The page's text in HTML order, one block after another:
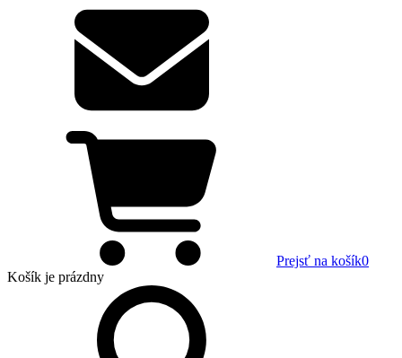
Prejsť na košík0
Košík je prázdny